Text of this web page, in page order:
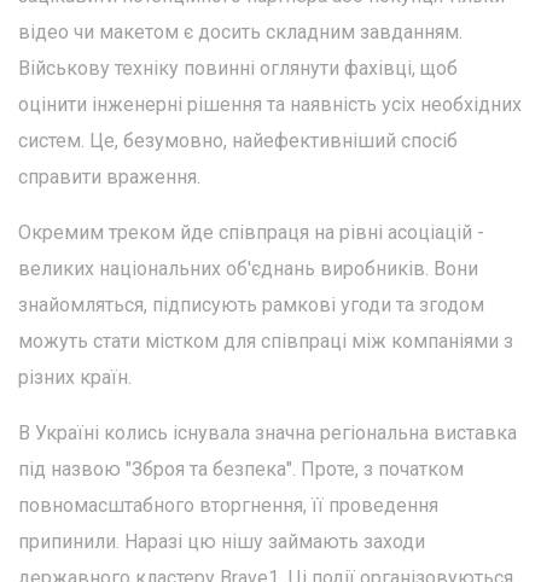
відео чи макетом є досить складним завданням.
Військову техніку повинні оглянути фахівці, щоб
оцінити інженерні рішення та наявність усіх необхідних
систем. Це, безумовно, найефективніший спосіб
справити враження.
Окремим треком йде співпраця на рівні асоціацій -
великих національних об'єднань виробників. Вони
знайомляться, підписують рамкові угоди та згодом
можуть стати містком для співпраці між компаніями з
різних країн.
В Україні колись існувала значна регіональна виставка
під назвою "Зброя та безпека". Проте, з початком
повномасштабного вторгнення, її проведення
припинили. Наразі цю нішу займають заходи